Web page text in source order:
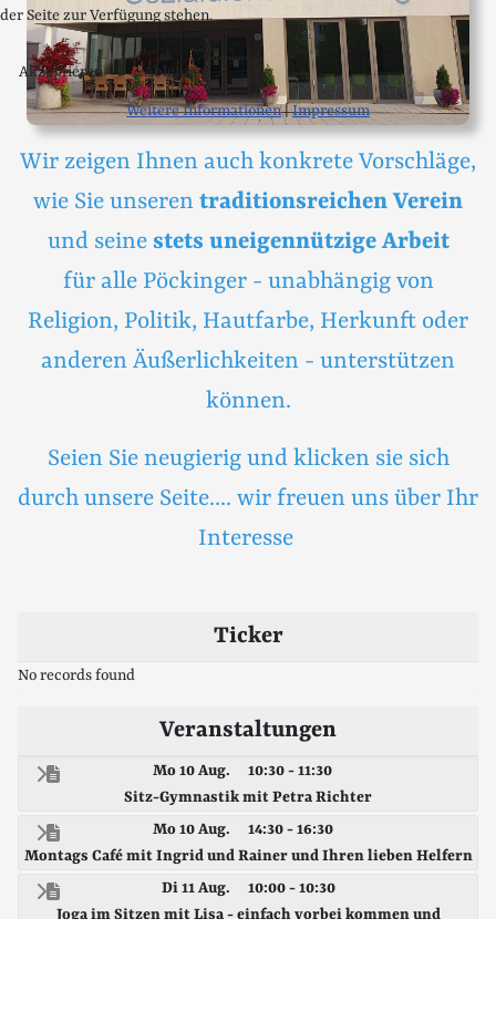
Wir zeigen Ihnen auch konkrete Vorschläge,
wie Sie unseren traditionsreichen Verein
und seine stets uneigennützige Arbeit
für alle Pöckinger - unabhängig von
Religion, Politik, Hautfarbe, Herkunft oder
anderen Äußerlichkeiten - unterstützen
können.
Seien Sie neugierig und klicken sie sich
durch unsere Seite.... wir freuen uns über Ihr
Interesse
Ticker
No records found
Veranstaltungen
Mo 10 Aug.
10:30 - 11:30
Sitz-Gymnastik mit Petra Richter
Mo 10 Aug.
14:30 - 16:30
Montags Café mit Ingrid und Rainer und Ihren lieben Helfern
Di 11 Aug.
10:00 - 10:30
Joga im Sitzen mit Lisa - einfach vorbei kommen und
der Seite zur Verfügung stehen.
Akzeptieren Ablehnen
Weitere Informationen|Impressum